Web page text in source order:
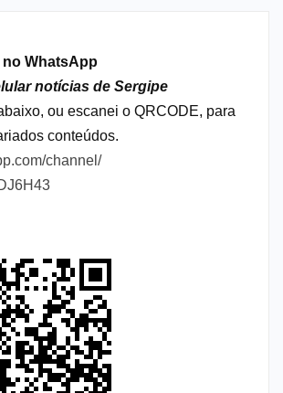
WhatsApp
notícias de Sergipe
ou escanei o QRCODE, para
conteúdos.
channel/